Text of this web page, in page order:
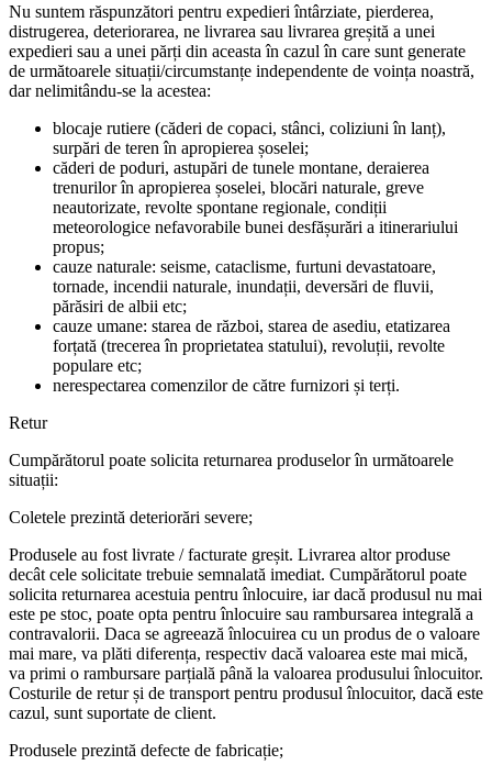
Nu suntem răspunzători pentru expedieri întârziate, pierderea,
distrugerea, deteriorarea, ne livrarea sau livrarea greșită a unei
expedieri sau a unei părți din aceasta în cazul în care sunt generate
de următoarele situații/circumstanțe independente de voința noastră,
dar nelimitându-se la acestea:
blocaje rutiere (căderi de copaci, stânci, coliziuni în lanț),
surpări de teren în apropierea șoselei;
căderi de poduri, astupări de tunele montane, deraierea
trenurilor în apropierea șoselei, blocări naturale, greve
neautorizate, revolte spontane regionale, condiții
meteorologice nefavorabile bunei desfășurări a itinerariului
propus;
cauze naturale: seisme, cataclisme, furtuni devastatoare,
tornade, incendii naturale, inundații, deversări de fluvii,
părăsiri de albii etc;
cauze umane: starea de război, starea de asediu, etatizarea
forțată (trecerea în proprietatea statului), revoluții, revolte
populare etc;
nerespectarea comenzilor de către furnizori și terți.
Retur
Cumpărătorul poate solicita returnarea produselor în următoarele
situații:
Coletele prezintă deteriorări severe;
Produsele au fost livrate / facturate greșit. Livrarea altor produse
decât cele solicitate trebuie semnalată imediat. Cumpărătorul poate
solicita returnarea acestuia pentru înlocuire, iar dacă produsul nu mai
este pe stoc, poate opta pentru înlocuire sau rambursarea integrală a
contravalorii. Daca se agreează înlocuirea cu un produs de o valoare
mai mare, va plăti diferența, respectiv dacă valoarea este mai mică,
va primi o rambursare parțială până la valoarea produsului înlocuitor.
Costurile de retur și de transport pentru produsul înlocuitor, dacă este
cazul, sunt suportate de client.
Produsele prezintă defecte de fabricație;